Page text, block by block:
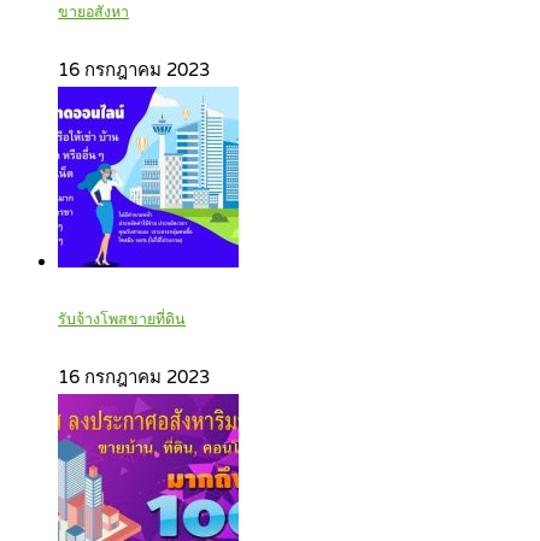
ขายอสังหา
16 กรกฎาคม 2023
รับจ้างโพสขายที่ดิน
16 กรกฎาคม 2023